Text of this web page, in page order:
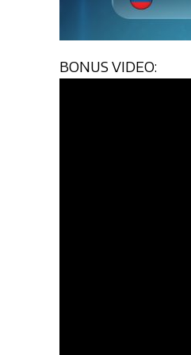
BONUS VIDEO: